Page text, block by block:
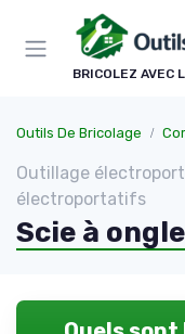
BRICOLEZ AVEC
Outils De Bricolage
Outillage
électroportatifs
Scie à
Panneau de gestion